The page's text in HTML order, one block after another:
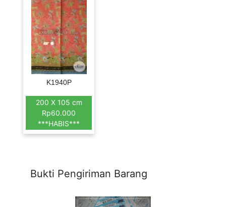
K1940P
200 X 105 cm
Rp60.000
***HABIS***
Bukti Pengiriman Barang